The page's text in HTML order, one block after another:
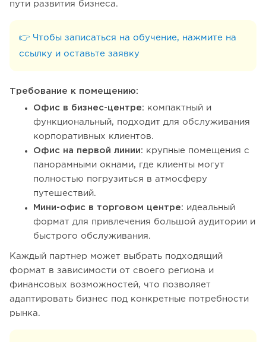
пути развития бизнеса.
👉 Чтобы записаться на обучение, нажмите на
ссылку и оставьте заявку
Требование к помещению:
Офис в бизнес-центре: компактный и
функциональный, подходит для обслуживания
корпоративных клиентов.
Офис на первой линии: крупные помещения с
панорамными окнами, где клиенты могут
полностью погрузиться в атмосферу
путешествий.
Мини-офис в торговом центре: идеальный
формат для привлечения большой аудитории и
быстрого обслуживания.
Каждый партнер может выбрать подходящий
формат в зависимости от своего региона и
финансовых возможностей, что позволяет
адаптировать бизнес под конкретные потребности
рынка.